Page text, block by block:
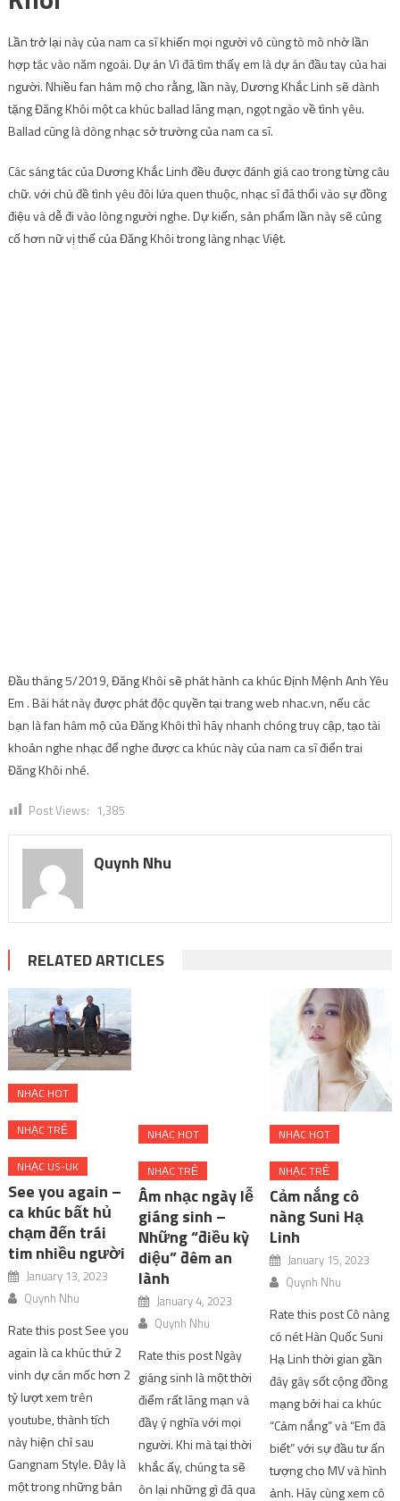
chữ. với chủ đề tình yêu đôi lứa quen thuộc, nhạc sĩ đã thổi vào sự đồng
điệu và dễ đi vào lòng người nghe. Dự kiến, sản phẩm lần này sẽ củng
cố hơn nữ vị thế của Đăng Khôi trong làng nhạc Việt.
Quynh Nhu
RELATED ARTICLES
NHẠC HOT
NHẠC TRẺ
NHẠC US-UK
See you again –
ca khúc bất hủ
chạm đến trái
January 13, 2023
Quynh Nhu
Rate this post See you
again là ca khúc thứ 2
vinh dự cán mốc hơn 2
tỷ lượt xem trên
youtube, thành tích
này hiện chỉ sau
Gangnam Style. Đây là
một trong những bản
hit mang tên tuổi
Charlie Puth vươn xa
ra thị trường âm nhạc
thế giới. Chúng ta hãy
cùng […]
lành
January 4, 2023
Quynh Nhu
Rate this post Ngày
giáng sinh là một thời
điểm rất lãng mạn và
đầy ý nghĩa với mọi
người. Khi mà tại thời
khắc ấy, chúng ta sẽ
ôn lại những gì đã qua
cũng như hướng đến
một năm mới sắp gần
kề. Cũng chính bởi thế
mà vào những mùa
này các […]
NHẠC HOT
NHẠC TRẺ
Cảm nắng cô
nàng Suni Hạ
Quynh Nhu
Rate this post Cô nàng
có nét Hàn Quốc Suni
Hạ Linh thời gian gần
đây gây sốt cộng đồng
mạng bởi hai ca khúc
“Cảm nắng” và “Em đã
biết” với sự đầu tư ấn
tượng cho MV và hình
ảnh. Hãy cùng xem cô
nàng này có gì đặc biệt
nhé! Cảm […]